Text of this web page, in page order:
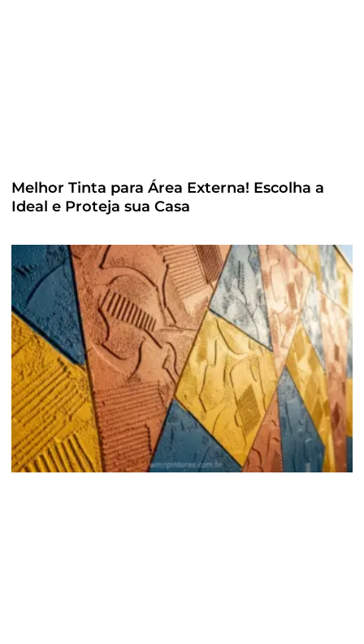
Melhor Tinta para Área Externa! Escolha a
Ideal e Proteja sua Casa